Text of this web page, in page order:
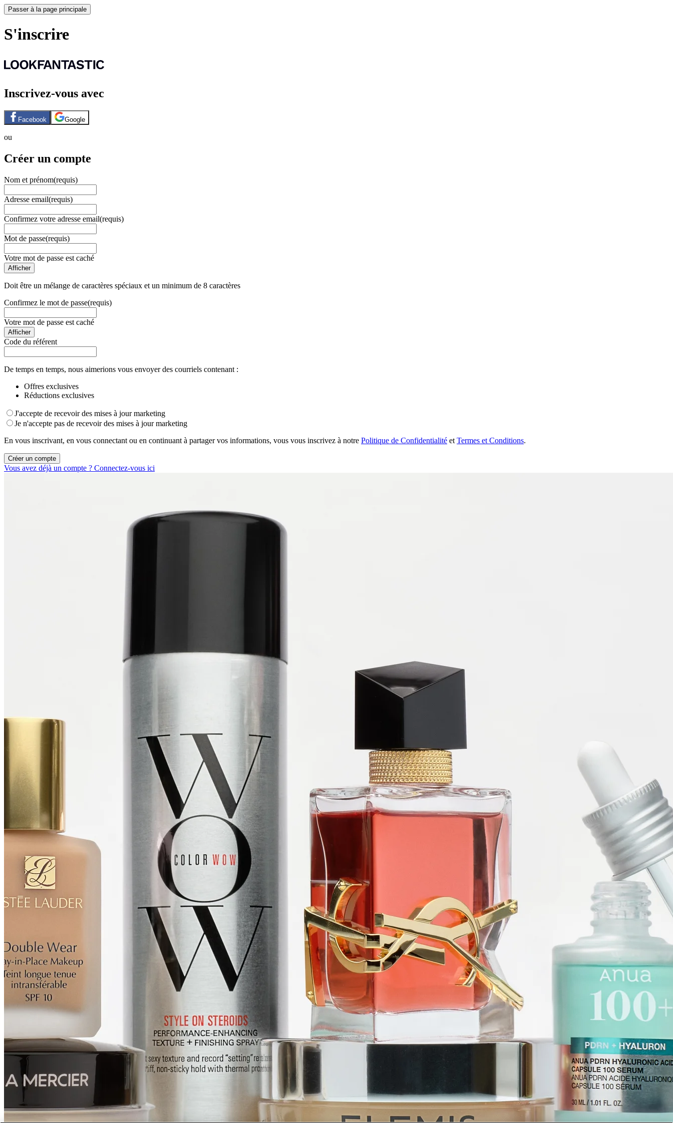
Passer à la page principale
S'inscrire
Inscrivez-vous avec
Facebook Google
ou
Créer un compte
Nom et prénom(requis)
Adresse email(requis)
Confirmez votre adresse email(requis)
Mot de passe(requis)
Votre mot de passe est caché
Afficher
Doit être un mélange de caractères spéciaux et un minimum de 8 caractères
Confirmez le mot de passe(requis)
Votre mot de passe est caché
Afficher
Code du référent
De temps en temps, nous aimerions vous envoyer des courriels contenant :
Offres exclusives
Réductions exclusives
J'accepte de recevoir des mises à jour marketing
Je n'accepte pas de recevoir des mises à jour marketing
En vous inscrivant, en vous connectant ou en continuant à partager vos informations, vous vous inscrivez à notre Politique de Confidentialité et Termes et Conditions.
Créer un compte
Vous avez déjà un compte ? Connectez-vous ici